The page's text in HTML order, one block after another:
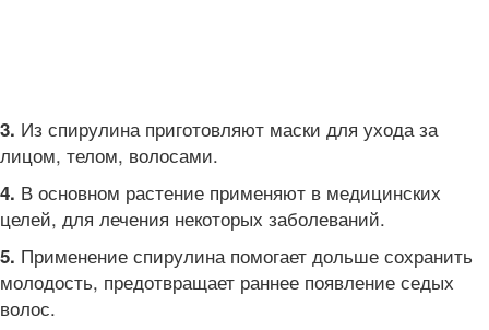
3. Из спирулина приготовляют маски для ухода за
лицом, телом, волосами.
4. В основном растение применяют в медицинских
целей, для лечения некоторых заболеваний.
5. Применение спирулина помогает дольше сохранить
молодость, предотвращает раннее появление седых
волос.